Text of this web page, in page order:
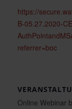
https://
B-05.27.2020-
referrer=boc
Online Webinar